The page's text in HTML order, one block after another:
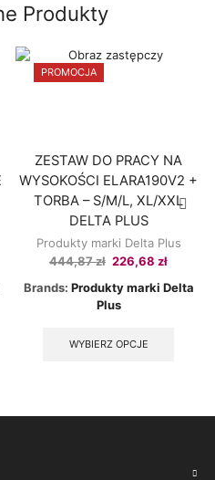
Produkty
PROMOCJA
ZESTAW DO PRACY NA
WYSOKOŚCI ELARA190V2 +
TORBA – S/M/L, XL/XXL
DELTA PLUS
Produkty marki Delta Plus
444,87zł Original
was:
444,87 zł.
226,68 złCurrent
is:
Brands: Produkty marki Delta
Plus
WYBIERZ OPCJE